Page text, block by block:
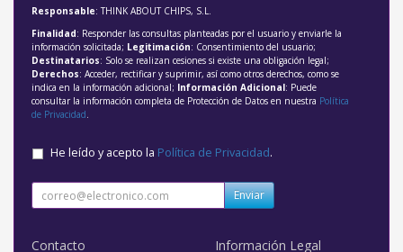
Responsable: THINK ABOUT CHIPS, S.L.
Finalidad: Responder las consultas planteadas por el usuario y enviarle la
información solicitada; Legitimación: Consentimiento del usuario;
Destinatarios: Solo se realizan cesiones si existe una obligación legal;
Derechos: Acceder, rectificar y suprimir, así como otros derechos, como se
indica en la información adicional; Información Adicional: Puede
consultar la información completa de Protección de Datos en nuestra Política
de Privacidad.
He leído y acepto la Política de Privacidad.
Enviar
Contacto Información Legal